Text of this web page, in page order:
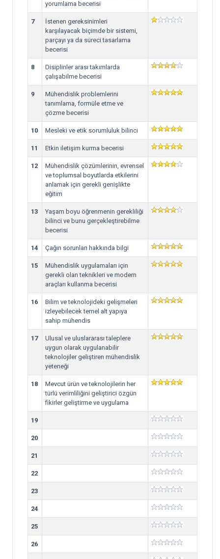
yorumlama becerisi
7
İstenen gereksinimleri
karşılayacak biçimde bir sistemi,
parçayı ya da süreci tasarlama
becerisi
8
Disiplinler arası takımlarda
çalışabilme becerisi
9
Mühendislik problemlerini
tanımlama, formüle etme ve
çözme becerisi
10 Mesleki ve etik sorumluluk bilinci
11 Etkin iletişim kurma becerisi
12
Mühendislik çözümlerinin, evrensel
ve toplumsal boyutlarda etkilerini
anlamak için gerekli genişlikte
eğitim
13
Yaşam boyu öğrenmenin gerekliliği
bilinci ve bunu gerçekleştirebilme
becerisi
14 Çağın sorunları hakkında bilgi
15
Mühendislik uygulamaları için
gerekli olan teknikleri ve modern
araçları kullanma becerisi
16
Bilim ve teknolojideki gelişmeleri
izleyebilecek temel alt yapıya
sahip mühendis
17
Ulusal ve uluslararası taleplere
uygun olarak uygulanabilir
teknolojiler geliştiren mühendislik
yeteneği
18
Mevcut ürün ve teknolojilerin her
türlü verimliliğini geliştirici özgün
fikirler geliştirme ve uygulama
19
20
21
22
23
24
25
26